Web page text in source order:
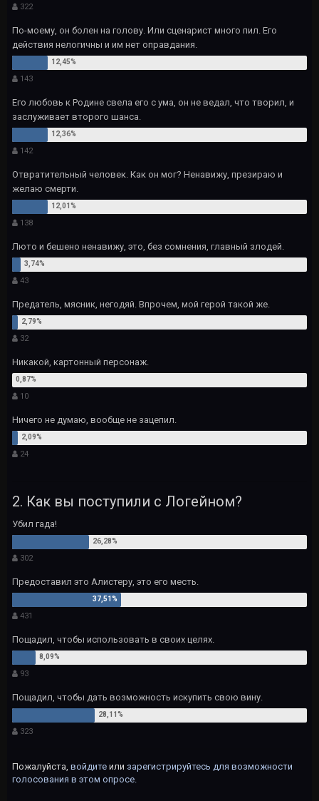
322
По-моему, он болен на голову. Или сценарист много пил. Его
действия нелогичны и им нет оправдания.
143
Его любовь к Родине свела его с ума, он не ведал, что творил, и
заслуживает второго шанса.
142
Отвратительный человек. Как он мог? Ненавижу, презираю и
желаю смерти.
138
Люто и бешено ненавижу, это, без сомнения, главный злодей.
43
Предатель, мясник, негодяй. Впрочем, мой герой такой же.
32
Никакой, картонный персонаж.
10
Ничего не думаю, вообще не зацепил.
24
2. Как вы поступили с Логейном?
Убил гада!
302
Предоставил это Алистеру, это его месть.
431
Пощадил, чтобы использовать в своих целях.
93
Пощадил, чтобы дать возможность искупить свою вину.
323
Пожалуйста, войдите или зарегистрируйтесь для возможности
голосования в этом опросе.